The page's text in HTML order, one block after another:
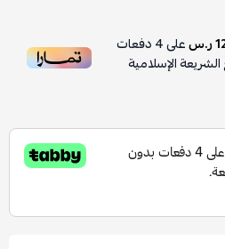
على4دفعات
الإسلامية